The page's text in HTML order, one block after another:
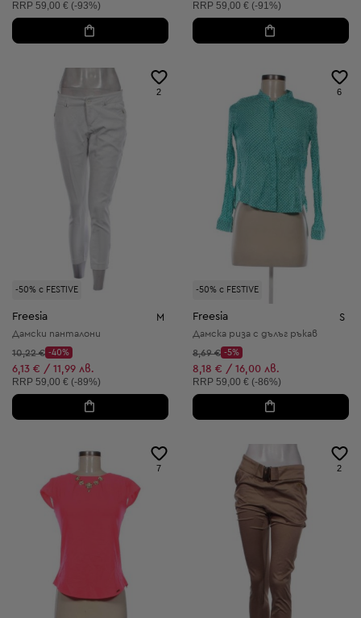
Препоръчителна цена:
RRP 59,00 € (-93%) Препоръчителна цена:
RRP 59,00 € (-91%)
-50% с FESTIVE
2
Freesia M
Дамски панталони
Начална цена:
10,22 €
Discount Price:
-40%
Намалена цена:
6,13 € / 11,99 лв.
Препоръчителна цена:
RRP 59,00 € (-89%)
-50% с FESTIVE
6
Freesia S
Дамска риза с дълъг ръкав
Начална цена:
8,69 €
Discount Price:
-5%
Намалена цена:
8,18 € / 16,00 лв.
Препоръчителна цена:
RRP 59,00 € (-86%)
7 2